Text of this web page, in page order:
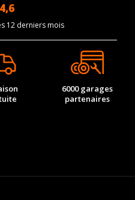
4,6
12 derniers mois
6000 garages
partenaires